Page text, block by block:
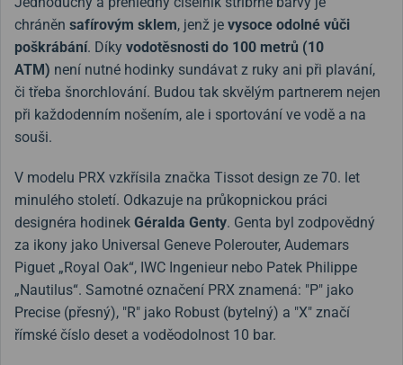
chráněn safírovým sklem, jenž je vysoce odolné vůči
poškrábání. Díky vodotěsnosti do 100 metrů (10
ATM) není nutné hodinky sundávat z ruky ani při plavání,
či třeba šnorchlování. Budou tak skvělým partnerem nejen
při každodenním nošením, ale i sportování ve vodě a na
souši.
V modelu PRX vzkřísila značka Tissot design ze 70. let
minulého století. Odkazuje na průkopnickou práci
designéra hodinek Géralda Genty. Genta byl zodpovědný
za ikony jako Universal Geneve Polerouter, Audemars
Piguet „Royal Oak“, IWC Ingenieur nebo Patek Philippe
„Nautilus“. Samotné označení PRX znamená: "P" jako
Precise (přesný), "R" jako Robust (bytelný) a "X" značí
římské číslo deset a voděodolnost 10 bar.